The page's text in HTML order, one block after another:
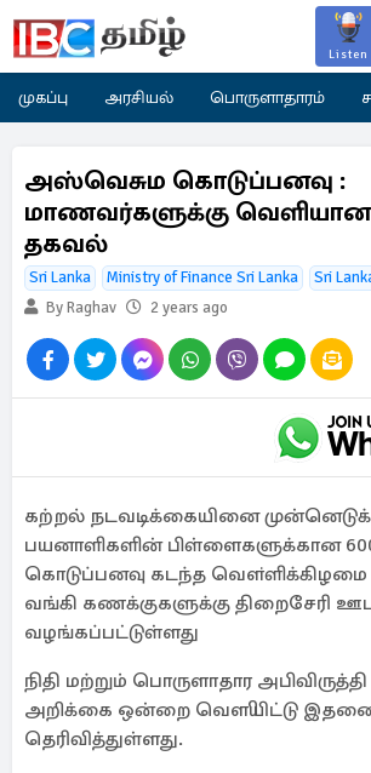
Listen
முகப்பு அரசியல் பொருளாதாரம்
அஸ்வெசும கொடுப்பனவு :
மாணவர்களுக்கு வெளியான
தகவல்
Sri Lanka Ministry of Finance Sri Lanka
Sri
By Raghav
2 years ago
கற்றல் நடவடிக்கையினை
பயனாளிகளின் பிள்ளைகளுக்கான
கொடுப்பனவு கடந்த
வங்கி கணக்குகளுக்கு திறைசேரி
வழங்கப்பட்டுள்ளது
நிதி மற்றும் பொருளாதார
அறிக்கை ஒன்றை வௌியிட்டு
தெரிவித்துள்ளது.